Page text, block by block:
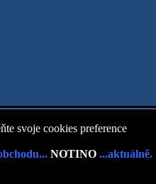
svoje cookies preference
NOTINO ...aktuálně.